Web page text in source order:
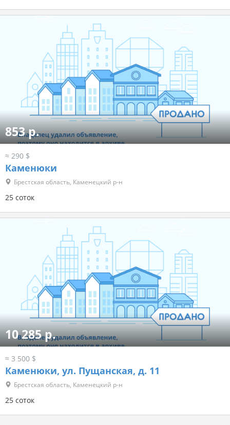
853 р.
≈ 290 $
Каменюки
Брестская область, Каменецкий р-н
25 соток
10 285 р.
≈ 3 500 $
Каменюки, ул. Пущанская, д. 11
Брестская область, Каменецкий р-н
25 соток